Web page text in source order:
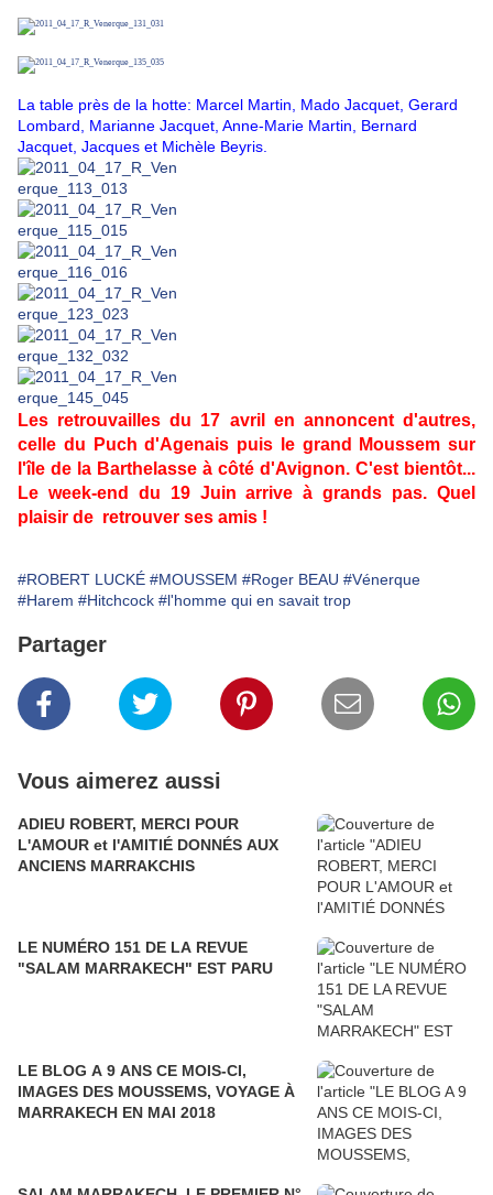
La table près de la hotte: Marcel Martin, Mado Jacquet, Gerard
Lombard, Marianne Jacquet, Anne-Marie Martin, Bernard
Jacquet, Jacques et Michèle Beyris.
Les retrouvailles du 17 avril en annoncent d'autres,
celle du Puch d'Agenais puis le grand Moussem sur
l'île de la Barthelasse à côté d'Avignon. C'est bientôt...
Le week-end du 19 Juin arrive à grands pas. Quel
plaisir de retrouver ses amis !
#ROBERT LUCKÉ #MOUSSEM #Roger BEAU #Vénerque
#Harem #Hitchcock #l'homme qui en savait trop
Partager
Vous aimerez aussi
ADIEU ROBERT, MERCI POUR
L'AMOUR et l'AMITIÉ DONNÉS AUX
ANCIENS MARRAKCHIS
LE NUMÉRO 151 DE LA REVUE
"SALAM MARRAKECH" EST PARU
LE BLOG A 9 ANS CE MOIS-CI,
IMAGES DES MOUSSEMS, VOYAGE À
MARRAKECH EN MAI 2018